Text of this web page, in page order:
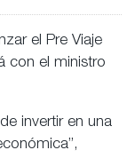
el Pre Viaje
con el ministro
invertir en una